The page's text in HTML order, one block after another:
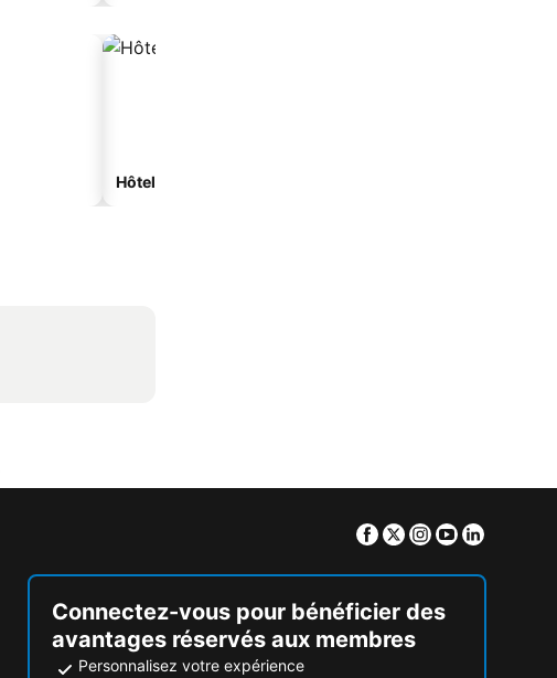
Hôtels de plage
Facebook
TwitterInstagram
Youtube
Connectez-vous pour bénéficier des
avantages réservés aux membres
Personnalisez votre expérience